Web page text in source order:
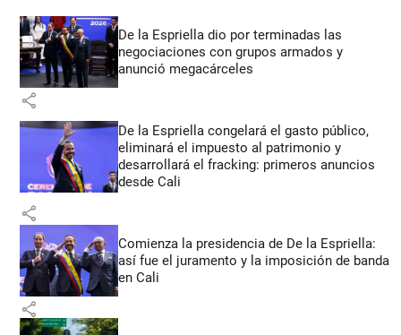
De la Espriella dio por terminadas las
negociaciones con grupos armados y
anunció megacárceles
share
De la Espriella congelará el gasto público,
eliminará el impuesto al patrimonio y
desarrollará el fracking: primeros anuncios
desde Cali
share
Comienza la presidencia de De la Espriella:
así fue el juramento y la imposición de banda
en Cali
share